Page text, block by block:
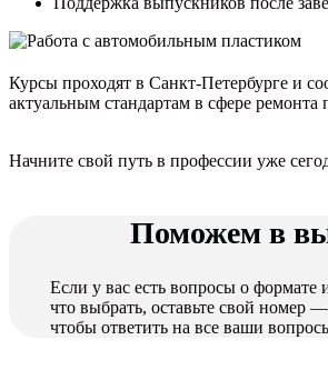
Курсы проходят в Санкт-Петербурге и
актуальным стандартам в сфере ремонта
Начните свой путь в профессии уже
Поможем в
Если у вас есть вопросы о формате
что выбрать, оставьте свой номер
чтобы ответить на все ваши